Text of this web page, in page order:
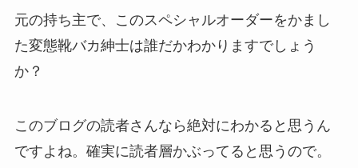
元の持ち主で、このスペシャルオーダーをかまし
た変態靴バカ紳士は誰だかわかりますでしょう
か？
このブログの読者さんなら絶対にわかると思うん
ですよね。確実に読者層かぶってると思うので。